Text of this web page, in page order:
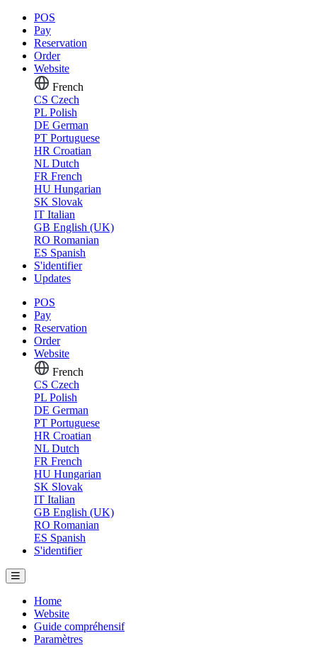
POS
Pay
Reservation
Order
Website
French
CS Czech
PL Polish
DE German
PT Portuguese
HR Croatian
NL Dutch
FR French
HU Hungarian
SK Slovak
IT Italian
GB English (UK)
RO Romanian
ES Spanish
S'identifier
Updates
POS
Pay
Reservation
Order
Website
French
CS Czech
PL Polish
DE German
PT Portuguese
HR Croatian
NL Dutch
FR French
HU Hungarian
SK Slovak
IT Italian
GB English (UK)
RO Romanian
ES Spanish
S'identifier
Home
Website
Guide compréhensif
Paramètres